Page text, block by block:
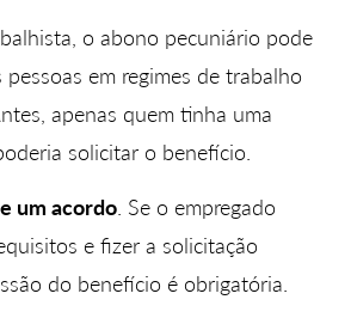
o abono pecuniário pode
em regimes de trabalho
apenas quem tinha uma
solicitar o benefício.
um acordo . Se o empregado
e fizer a solicitação
do benefício é obrigatória.